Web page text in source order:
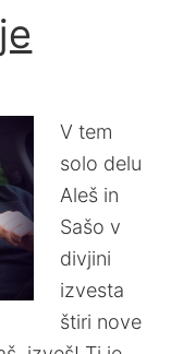
V tem
solo delu
Aleš in
Sašo v
divjini
izvesta
štiri nove